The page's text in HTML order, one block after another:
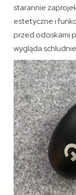
starannie
estetyczne i
przed odciskami
wygląda